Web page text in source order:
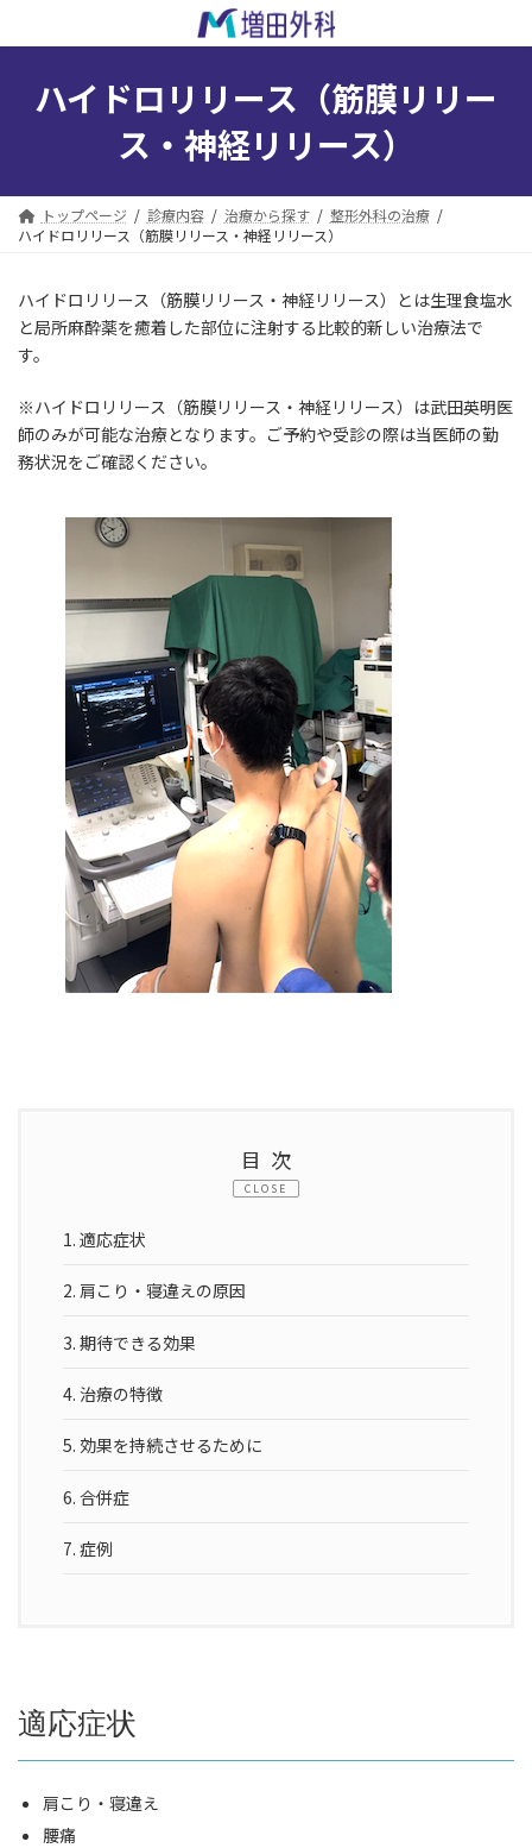
ッ
移
ハイドロリリース（筋膜リリー
ス・神経リリース）
トップページ 診療内容 治療から探す
整形外科の治療
ハイドロリリース（筋膜リリース・神経リリース）
ハイドロリリース（筋膜リリース・神経リリース）とは生理食塩水
と局所麻酔薬を癒着した部位に注射する比較的新しい治療法で
す。
※ハイドロリリース（筋膜リリース・神経リリース）は武田英明医
師のみが可能な治療となります。ご予約や受診の際は当医師の勤
務状況をご確認ください。
目次
CLOSE
1. 適応症状
2. 肩こり・寝違えの原因
3. 期待できる効果
4. 治療の特徴
5. 効果を持続させるために
6. 合併症
7. 症例
適応症状
肩こり・寝違え
腰痛